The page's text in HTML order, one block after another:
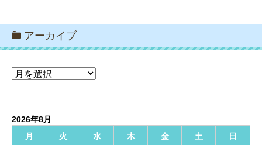
アーカイブ
ア
ブ
2026年8月
月
火 水 木 金 土 日